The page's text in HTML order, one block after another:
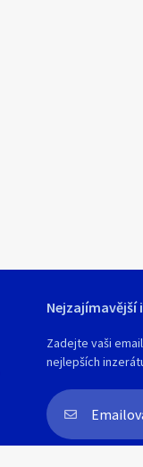
Nejzajímavější
Zadejte vaši
nejlepších